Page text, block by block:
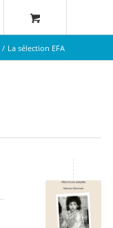
/ La sélection EFA